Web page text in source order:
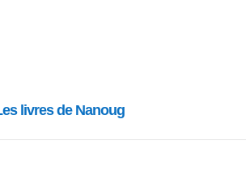
livres de Nanoug